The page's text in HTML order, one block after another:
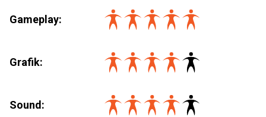
Gameplay:
Grafik:
Sound: